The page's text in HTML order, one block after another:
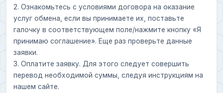
2. Ознакомьтесь с условиями договора на оказание
услуг обмена, если вы принимаете их, поставьте
галочку в соответствующем поле/нажмите кнопку «Я
принимаю соглашение». Еще раз проверьте данные
заявки.
3. Оплатите заявку. Для этого следует совершить
перевод необходимой суммы, следуя инструкциям на
нашем сайте.